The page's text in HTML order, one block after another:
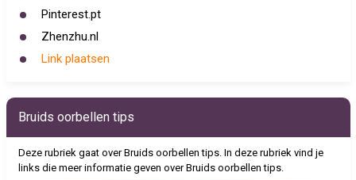
Pinterest.pt
Zhenzhu.nl
Link plaatsen
Bruids oorbellen tips
Deze rubriek gaat over Bruids oorbellen tips. In deze rubriek vind je
links die meer informatie geven over Bruids oorbellen tips.